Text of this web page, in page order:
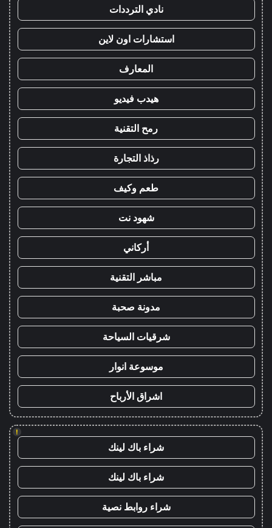
نادي الترددات
استشارات اون لاين
المعارف
هيدب فيديو
رمح التقنية
رذاذ التجارة
طعم وكيف
شهود نت
أركاني
مباشر التقنية
مدونة صحبة
شرقيات السياحة
موسوعة انوار
اشراق الأرباح
!
شراء باك لينك
شراء باك لينك
شراء روابط نصية